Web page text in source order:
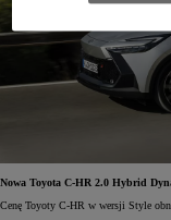
Nowa Toyota C-HR 2.0 Hybrid
Cenę Toyoty C-HR w wersji Style